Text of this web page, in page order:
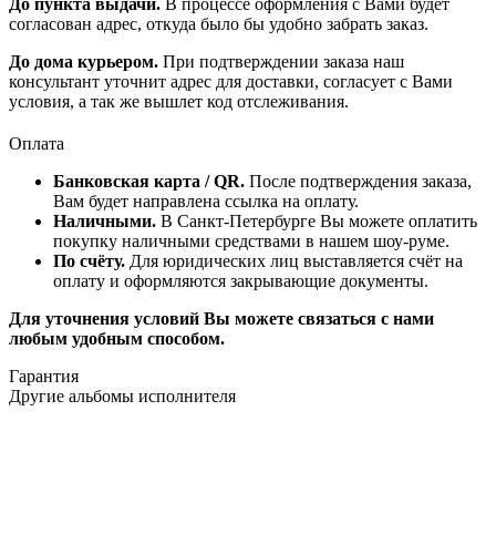
согласован адрес, откуда было бы удобно забрать заказ.
До дома курьером. При подтверждении заказа наш
консультант уточнит адрес для доставки, согласует с Вами
условия, а так же вышлет код отслеживания.
Оплата
Банковская карта / QR. После подтверждения заказа,
Вам будет направлена ссылка на оплату.
Наличными. В Санкт-Петербурге Вы можете оплатить
покупку наличными средствами в нашем шоу-руме.
По счёту. Для юридических лиц выставляется счёт на
оплату и оформляются закрывающие документы.
Для уточнения условий Вы можете связаться с нами
любым удобным способом.
Гарантия
Другие альбомы исполнителя